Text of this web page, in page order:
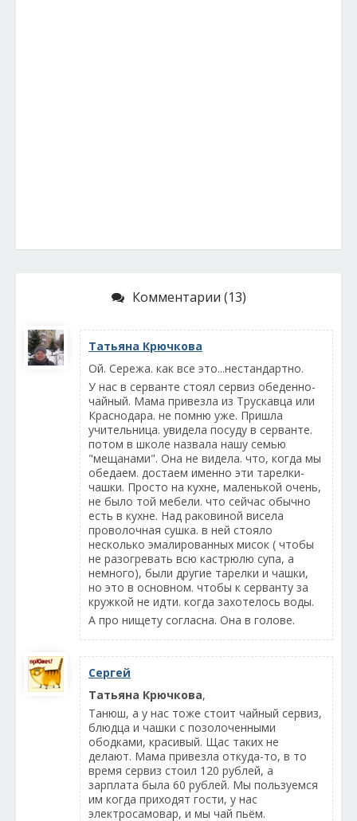
Комментарии (13)
Татьяна Крючкова
Ой. Сережа. как все это...нестандартно.
У нас в серванте стоял сервиз обеденно-
чайный. Мама привезла из Трускавца или
Краснодара. не помню уже. Пришла
учительница. увидела посуду в серванте.
потом в школе назвала нашу семью
"мещанами". Она не видела. что, когда мы
обедаем. достаем именно эти тарелки-
чашки. Просто на кухне, маленькой очень,
не было той мебели. что сейчас обычно
есть в кухне. Над раковиной висела
проволочная сушка. в ней стояло
несколько эмалированных мисок ( чтобы
не разогревать всю кастрюлю супа, а
немного), были другие тарелки и чашки,
но это в основном. чтобы к серванту за
кружкой не идти. когда захотелось воды.
А про нищету согласна. Она в голове.
Сергей
Татьяна Крючкова,
Танюш, а у нас тоже стоит чайный сервиз,
блюдца и чашки с позолоченными
ободками, красивый. Щас таких не
делают. Мама привезла откуда-то, в то
время сервиз стоил 120 рублей, а
зарплата была 60 рублей. Мы пользуемся
им когда приходят гости, у нас
электросамовар, и мы чай пьём.